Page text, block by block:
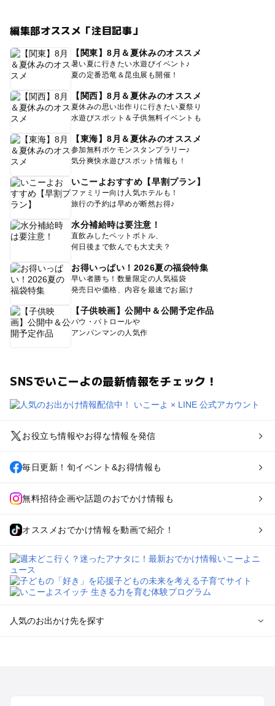
編集部オススメ「注目記事」
【関東】8月＆夏休みのオススメ
暑い夏に行きたい水遊びイベント♪
夏の定番恐竜＆昆虫展も開催！
【関西】8月＆夏休みのオススメ
夏休みの思い出作りに行きたい夏祭り
水遊びスポット＆子供無料イベントも
【東海】8月＆夏休みのオススメ
参加無料ポケモンスタンプラリー♪
気分爽快水遊びスポット情報も！
いこーよおすすめ【早割プラン】
ファミリー向け人気ホテルも！
旅行の予約は早めが断然お得♪
水分補給時は要注意！
直飲みしたペットボトル、
何日後まで飲んでも大丈夫？
お得いっぱい！2026夏の福袋特集
早い者勝ち！数量限定の人気福袋
発売日や価格、内容を最速でお届け
【子供映画】公開中＆公開予定作品
パウ・パトロールや
アンパンマンの人気作
SNSでいこーよの最新情報をチェック！
お役立ち情報やお得な情報を発信
毎日更新！旬イベント&お得情報も
無料招待企画や話題のおでかけ情報も
オススメおでかけ情報を動画で紹介！
人気のお出かけ先を探す